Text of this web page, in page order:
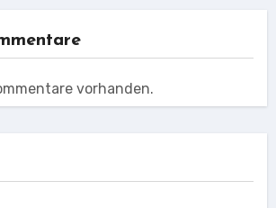
vorhanden.